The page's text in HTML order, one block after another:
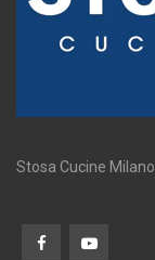
Stosa Cucine